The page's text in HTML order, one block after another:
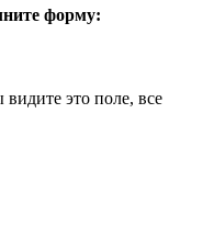
форму:
это поле, все